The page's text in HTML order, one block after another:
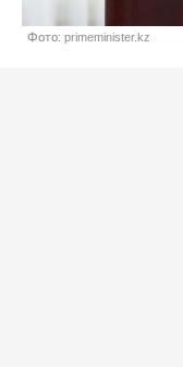
Фото: primeminister.kz